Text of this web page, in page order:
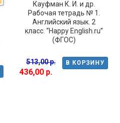
Кауфман К. И. и др.
Рабочая тетрадь № 1.
Английский язык. 2
класс. “Happy English.ru”
(ФГОС)
В КОРЗИНУ
513,00 р.
436,00 р.